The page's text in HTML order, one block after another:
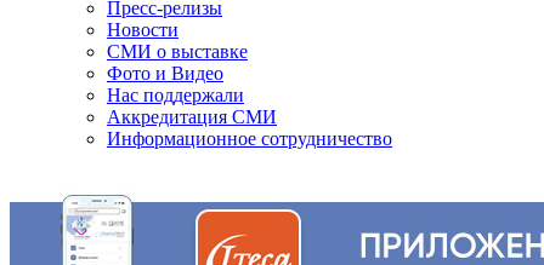
Пресс-релизы
Новости
СМИ о выставке
Фото и Видео
Нас поддержали
Аккредитация СМИ
Информационное сотрудничество